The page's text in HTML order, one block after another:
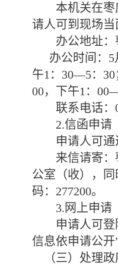
本机关在枣庄
请人可到现场当
办公地址：
办公时间： 5
午1 ： 30—5： 30
00，下午1 ：
联系电话：
2.信函申请
申请人可通过
来信请寄：
公室（收），
码： 277200。
3.网上申请
申请人可登陆
信息依申请公开
（三）处理